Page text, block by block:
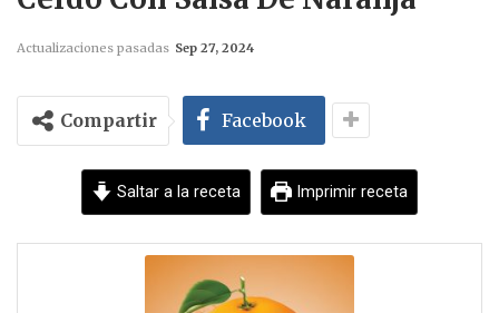
Actualizaciones pasadas Sep 27, 2024
Compartir Facebook
Saltar a la receta Imprimir receta